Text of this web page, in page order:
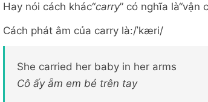
Hay nói cách khác“carry” có nghĩa là“vận
Cách phát âm của carry là:/ˈkæri/
She carried her baby in her arms
Cô ấy ẵm em bé trên tay